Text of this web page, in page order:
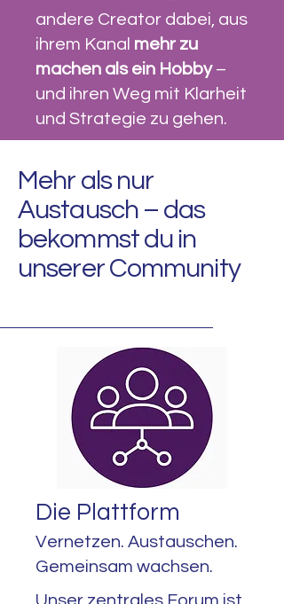
andere Creator dabei, aus
ihrem Kanal mehr zu
machen als ein Hobby–
und ihren Weg mit Klarheit
und Strategie zu gehen.
Mehr als nur
Austausch – das
bekommst du in
unserer Community
Die Plattform
Vernetzen. Austauschen.
Gemeinsam wachsen.
Unser zentrales Forum ist